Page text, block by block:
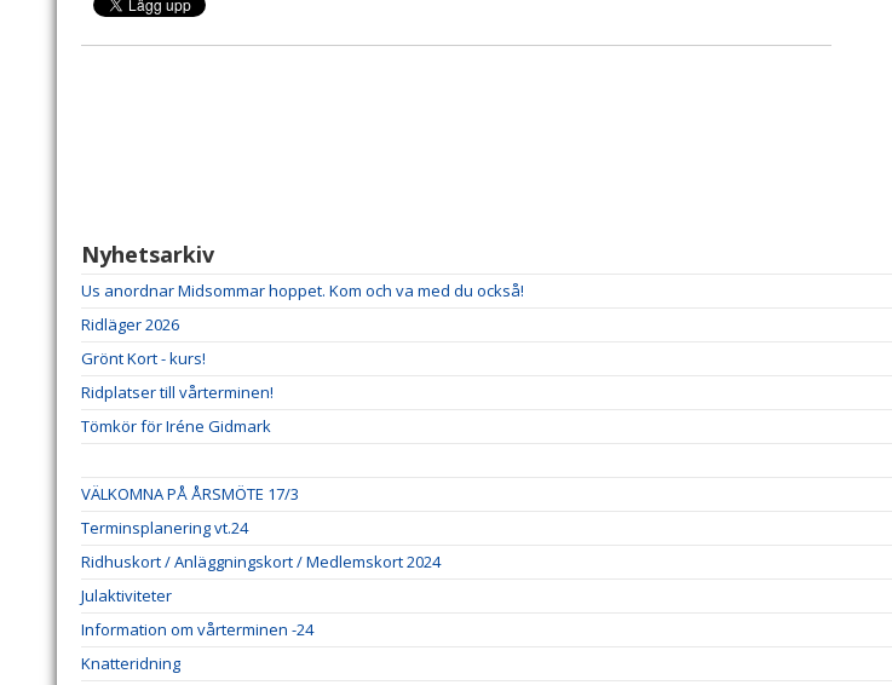
Nyhetsarkiv
Us anordnar Midsommar hoppet. Kom och va med du också!
Ridläger 2026
Grönt Kort - kurs!
Ridplatser till vårterminen!
Tömkör för Iréne Gidmark
VÄLKOMNA PÅ ÅRSMÖTE 17/3
Terminsplanering vt.24
Ridhuskort / Anläggningskort / Medlemskort 2024
Julaktiviteter
Information om vårterminen -24
Knatteridning